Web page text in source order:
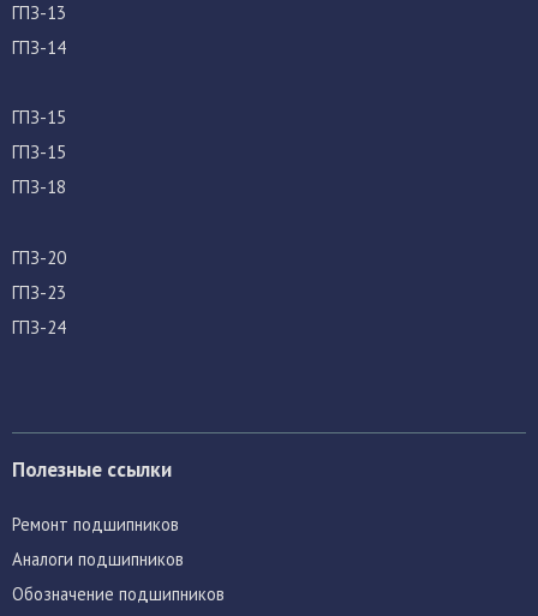
ГПЗ-13
ГПЗ-14
ГПЗ-15
ГПЗ-15
ГПЗ-18
ГПЗ-20
ГПЗ-23
ГПЗ-24
Полезные ссылки
Ремонт подшипников
Аналоги подшипников
Обозначение подшипников